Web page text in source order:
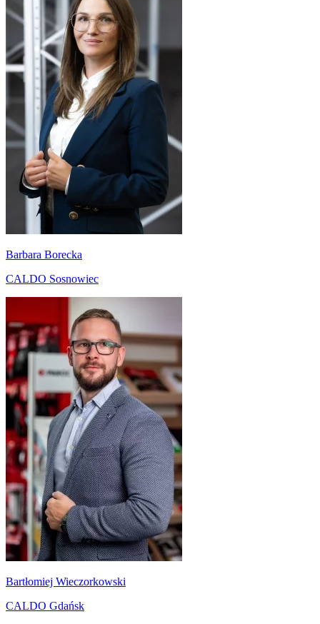
Barbara Borecka
CALDO Sosnowiec
Bartłomiej Wieczorkowski
CALDO Gdańsk